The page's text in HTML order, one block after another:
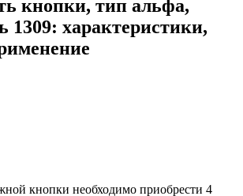
кнопки, тип альфа,
1309: характеристики,
кнопки необходимо приобрести 4